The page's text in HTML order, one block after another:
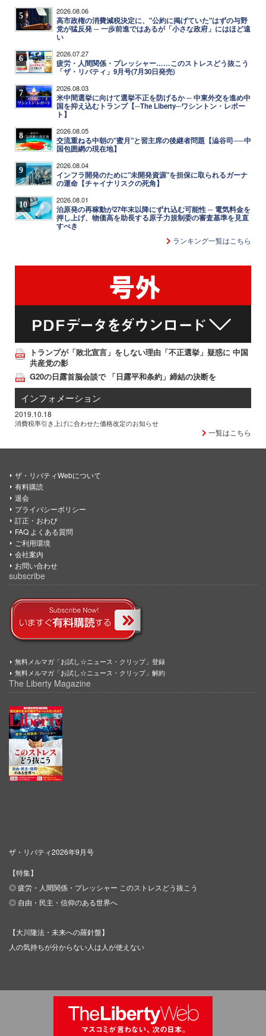
5 2026.08.06
高市政権の消費減税決定に、"公約に掲げていた"はずの与野
党が猛反発 ─ 一歩前進ではあるが「小さな政府」にはほど遠
い
6 2026.07.27
疲労・人間関係・プレッシャー……このストレスどう抜こう
「ザ・リバティ」9月号(7月30日発売)
7 2026.08.03
米中間選挙に向けて選挙不正を防げるか ─ 中東外交を進め中
国を抑え込むトランプ【─The Liberty─ワシントン・レポー
ト】
8 2026.08.05
交流重ねる中朝の"蜜月"と習主席の後継者問題【澁谷司──中
国包囲網の現在地】
9 2026.08.04
インフラ開発のために"未開発資源"を担保に取られるガーナ
の運命【チャイナリスクの死角】
10 2026.08.01
泊原発の再稼動が27年末以降にずれ込む可能性 ─ 電気料金を
押し上げ、物価高を助長する原子力規制委の審査基準を見直
すべき
ランキング一覧はこちら
トランプが「敗北宣言」をしない理由「不正選挙」疑惑に 中国
共産党の影
G20の日露首脳会談で 「日露平和条約」締結の決断を
インフォメーション
2019.10.18
消費税率引き上げに合わせた価格改定のお知らせ
一覧はこちら
ザ・リバティWebについて
有料購読
退会
プライバシーポリシー
訂正・おわび
FAQ よくある質問
ご利用環境
会社案内
お問い合わせ
subscribe
無料メルマガ「お試し☆ニュース・クリップ」登録
無料メルマガ「お試し☆ニュース・クリップ」解約
The Liberty Magazine
ザ・リバティ2026年9月号
【特集】
◎ 疲労・人間関係・プレッシャー このストレスどう抜こう
◎ 自由・民主・信仰のある世界へ
【大川隆法・未来への羅針盤】
人の気持ちが分からない人は人が使えない